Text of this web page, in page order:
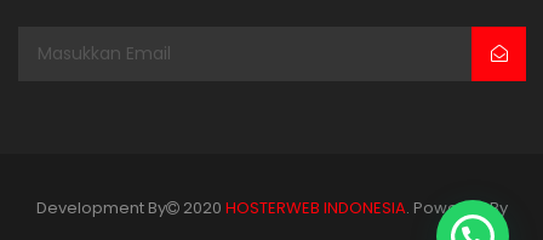
Development By 2020 HOSTERWEB INDONESIA. Powered By